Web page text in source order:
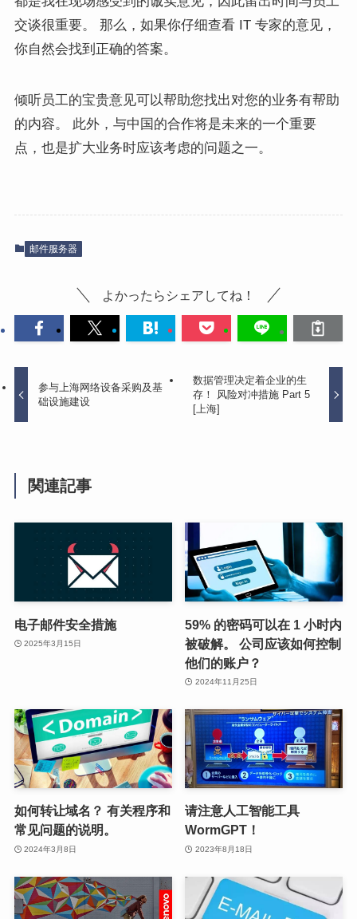
交谈很重要。 那么，如果你仔细查看 IT 专家的意见，
你自然会找到正确的答案。
倾听员工的宝贵意见可以帮助您找出对您的业务有帮助
的内容。 此外，与中国的合作将是未来的一个重要
点，也是扩大业务时应该考虑的问题之一。
邮件服务器
よかったらシェアしてね！
参与上海网络设备采购及基
础设施建设
数据管理决定着企业的生
存！ 风险对冲措施 Part 5
[上海]
関連記事
电子邮件安全措施
2025年3月15日
59% 的密码可以在 1 小时内
被破解。 公司应该如何控制
他们的账户？
2024年11月25日
如何转让域名？ 有关程序和
常见问题的说明。
2024年3月8日
请注意人工智能工具
WormGPT！
2023年8月18日